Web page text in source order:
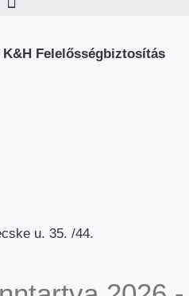
K&H Felelősségbiztosítás
u. 35. /44.